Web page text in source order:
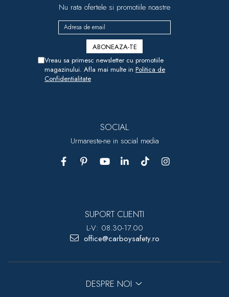
Nu rata ofertele si promotiile noastre
Vreau sa primesc newsletter cu promotiile
magazinului. Afla mai multe in Politica de
Confidentialitate
SOCIAL
Urmareste-ne in social media
SUPORT CLIENTI
L-V: 08.30-17.00
office@carboysafety.ro
DESPRE NOI